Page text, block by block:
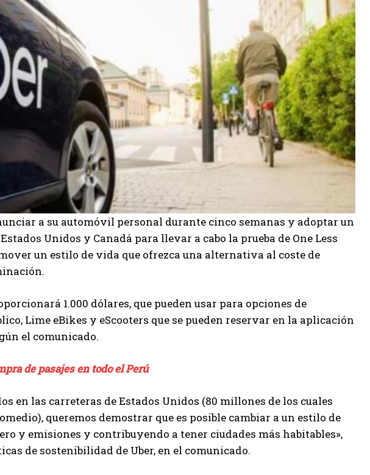
a su automóvil personal durante cinco semanas y adoptar un
Unidos y Canadá para llevar a cabo la prueba de One Less
un estilo de vida que ofrezca una alternativa al coste de
1.000 dólares, que pueden usar para opciones de
Lime eBikes y eScooters que se pueden reservar en la aplicación
el comunicado.
de pasajes en todo el Perú
en las carreteras de Estados Unidos (80 millones de los cuales
queremos demostrar que es posible cambiar a un estilo de
y emisiones y contribuyendo a tener ciudades más habitables»,
de sostenibilidad de Uber, en el comunicado.